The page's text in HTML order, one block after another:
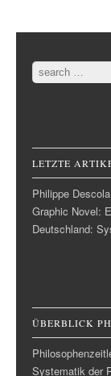
Post
Search
LETZTE
Philippe
Graphic Novel:
Deutschland:
ÜBERBLICK
Systematik der